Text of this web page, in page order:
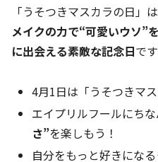
「うそつきマスカラの日」は
メイクの力で“可愛いウソ”
に出会える素敵な記念日で
4月1日は「うそつきマ
エイプリルフールにち
さ”を楽しもう！
自分をもっと好きにな